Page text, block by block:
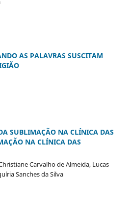
AS PALAVRAS SUSCITAM
SUBLIMAÇÃO NA CLÍNICA DAS
NA CLÍNICA DAS
Carvalho de Almeida, Lucas
Sanches da Silva